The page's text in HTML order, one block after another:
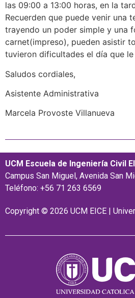
las 09:00 a 13:00 horas, en la
Recuerden que puede venir una
trayendo un poder simple y una
carnet(impreso), pueden asistir
tuvieron dificultades el día que
Saludos cordiales,
Asistente Administrativa
Marcela Provoste Villanueva
UCM Escuela de Ingeniería Civil
Campus San Miguel, Avenida San
Teléfono: +56 71 263 6569
Copyright © 2026 UCM EICE |